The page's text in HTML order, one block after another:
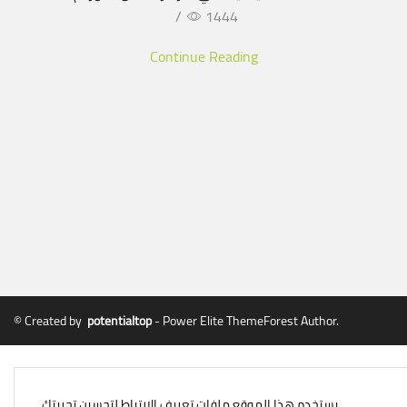
/
1444
Continue Reading
© Created by potentialtop- Power Elite ThemeForest Author.